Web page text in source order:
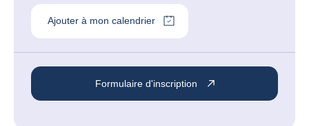
Ajouter à mon calendrier
Formulaire d'inscription